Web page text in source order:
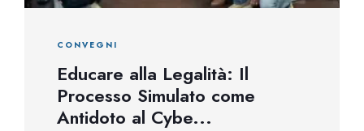
CONVEGNI
Educare alla Legalità: Il
Processo Simulato come
Antidoto al Cybe...